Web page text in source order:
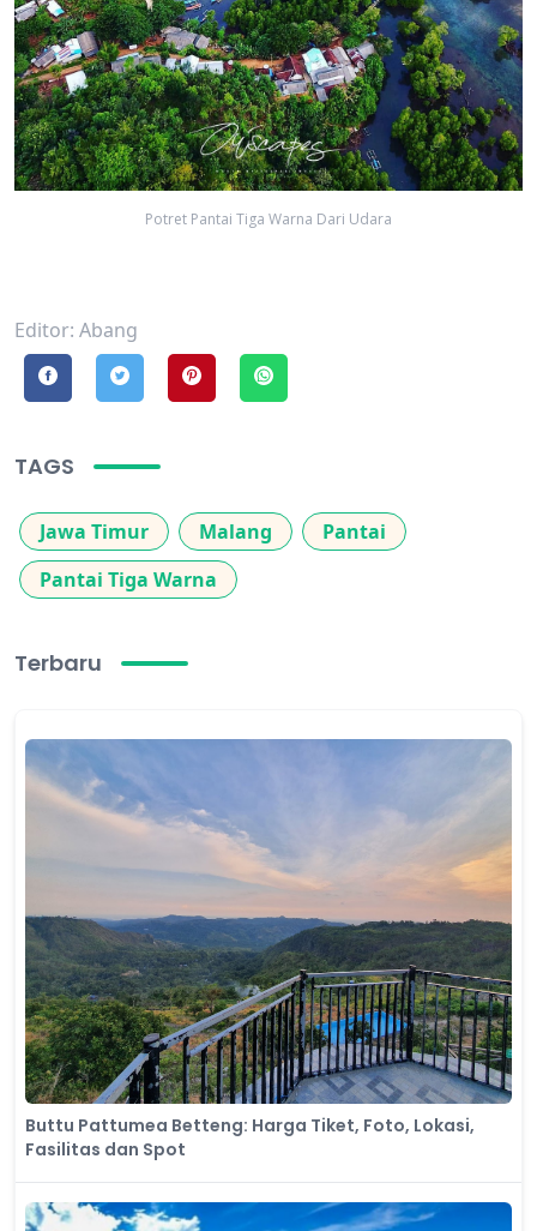
Potret Pantai Tiga Warna Dari Udara
Editor: Abang
TAGS
Jawa Timur Malang
Pantai
Pantai Tiga Warna
Terbaru
Buttu Pattumea Betteng: Harga Tiket, Foto, Lokasi,
Fasilitas dan Spot